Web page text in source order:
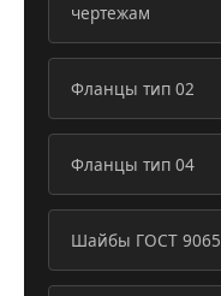
чертежам
Фланцы тип 02
Фланцы тип 04
Шайбы ГОСТ 9065